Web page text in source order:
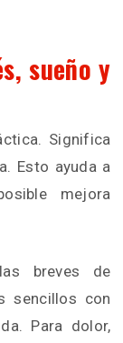
sueño y
Significa
Esto ayuda a
mejora
breves de
sencillos con
Para dolor,